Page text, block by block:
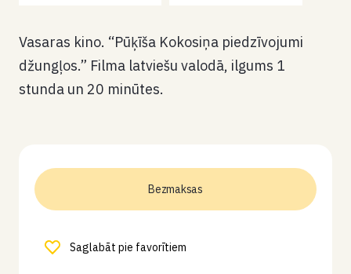
Vasaras kino. “Pūķīša Kokosiņa piedzīvojumi
džungļos.” Filma latviešu valodā, ilgums 1
stunda un 20 minūtes.
Bezmaksas
Saglabāt pie favorītiem